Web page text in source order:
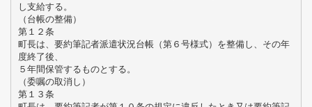
し支給する。
（台帳の整備）
第１２条
町長は、要約筆記者派遣状況台帳（第６号様式）を整備し、その年
度終了後、
５年間保管するものとする。
（委嘱の取消し）
第１３条